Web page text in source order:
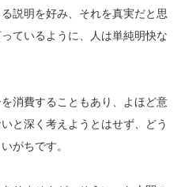
説明を好み、それを真実だと思
ているように、人は単純明快な
消費することもあり、よほど意
と深く考えようとはせず、どう
がちです。